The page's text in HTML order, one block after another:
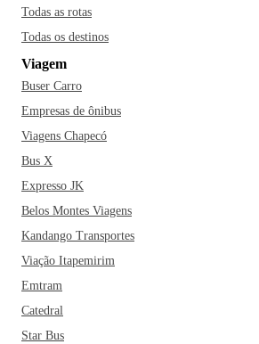
Todas as rotas
Todas os destinos
Viagem
Buser Carro
Empresas de ônibus
Viagens Chapecó
Bus X
Expresso JK
Belos Montes Viagens
Kandango Transportes
Viação Itapemirim
Emtram
Catedral
Star Bus